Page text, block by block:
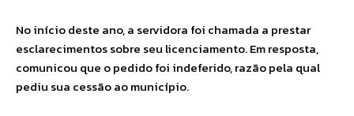
No início deste ano, a servidora foi chamada a prestar
esclarecimentos sobre seu licenciamento. Em resposta,
comunicou que o pedido foi indeferido, razão pela qual
pediu sua cessão ao município.